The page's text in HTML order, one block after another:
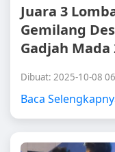
Juara 3
Gemilang
Gadjah Mada
Dibuat: 2025-10-08
Baca